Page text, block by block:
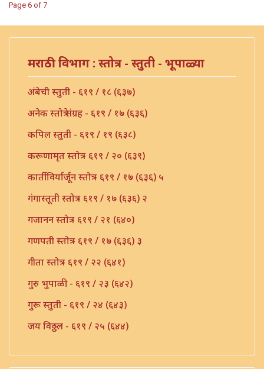
Page 6 of 7
मराठी विभाग : स्तोत्र - स्तुती - भूपाळ्या
अंबेची स्तुती - ६१९ / १८ (६३७)
अनेक स्तोत्रे संग्रह - ६१९ / १७ (६३६)
कपिल स्तुती - ६१९ / १९ (६३८)
करूणामृत स्तोत्र - ६१९ / २० (६३९)
कार्तीविर्यार्जून स्तोत्र - ६१९ / १७ (६३६) ५
गंगास्तूती स्तोत्र - ६१९ / १७ (६३६) २
गजानन स्तोत्र - ६१९ / २१ (६४०)
गणपती स्तोत्र - ६१९ / १७ (६३६) ३
गीता स्तोत्र - ६१९ / २२ (६४१)
गुरु भुपाळी - ६१९ / २३ (६४२)
गुरू स्तुती - ६१९ / २४ (६४३)
जय विठ्ठल - ६१९ / २५ (६४४)